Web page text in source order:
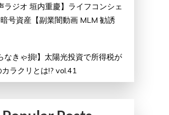
ラジオ 垣内重慶】ライフコンシェ
号資産【副業闇動画 MLM 勧誘
なきゃ損!】太陽光投資で所得税が
カラクリとは!? vol.41